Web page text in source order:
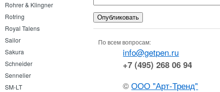
Rohrer & Klingner
Rotring
Royal Talens
Sailor
Sakura
Schneider
Sennelier
SM-LT
По всем вопросам:
info@getpen.ru
+7 (495) 268 06 94
©ООО "Арт-Тренд"